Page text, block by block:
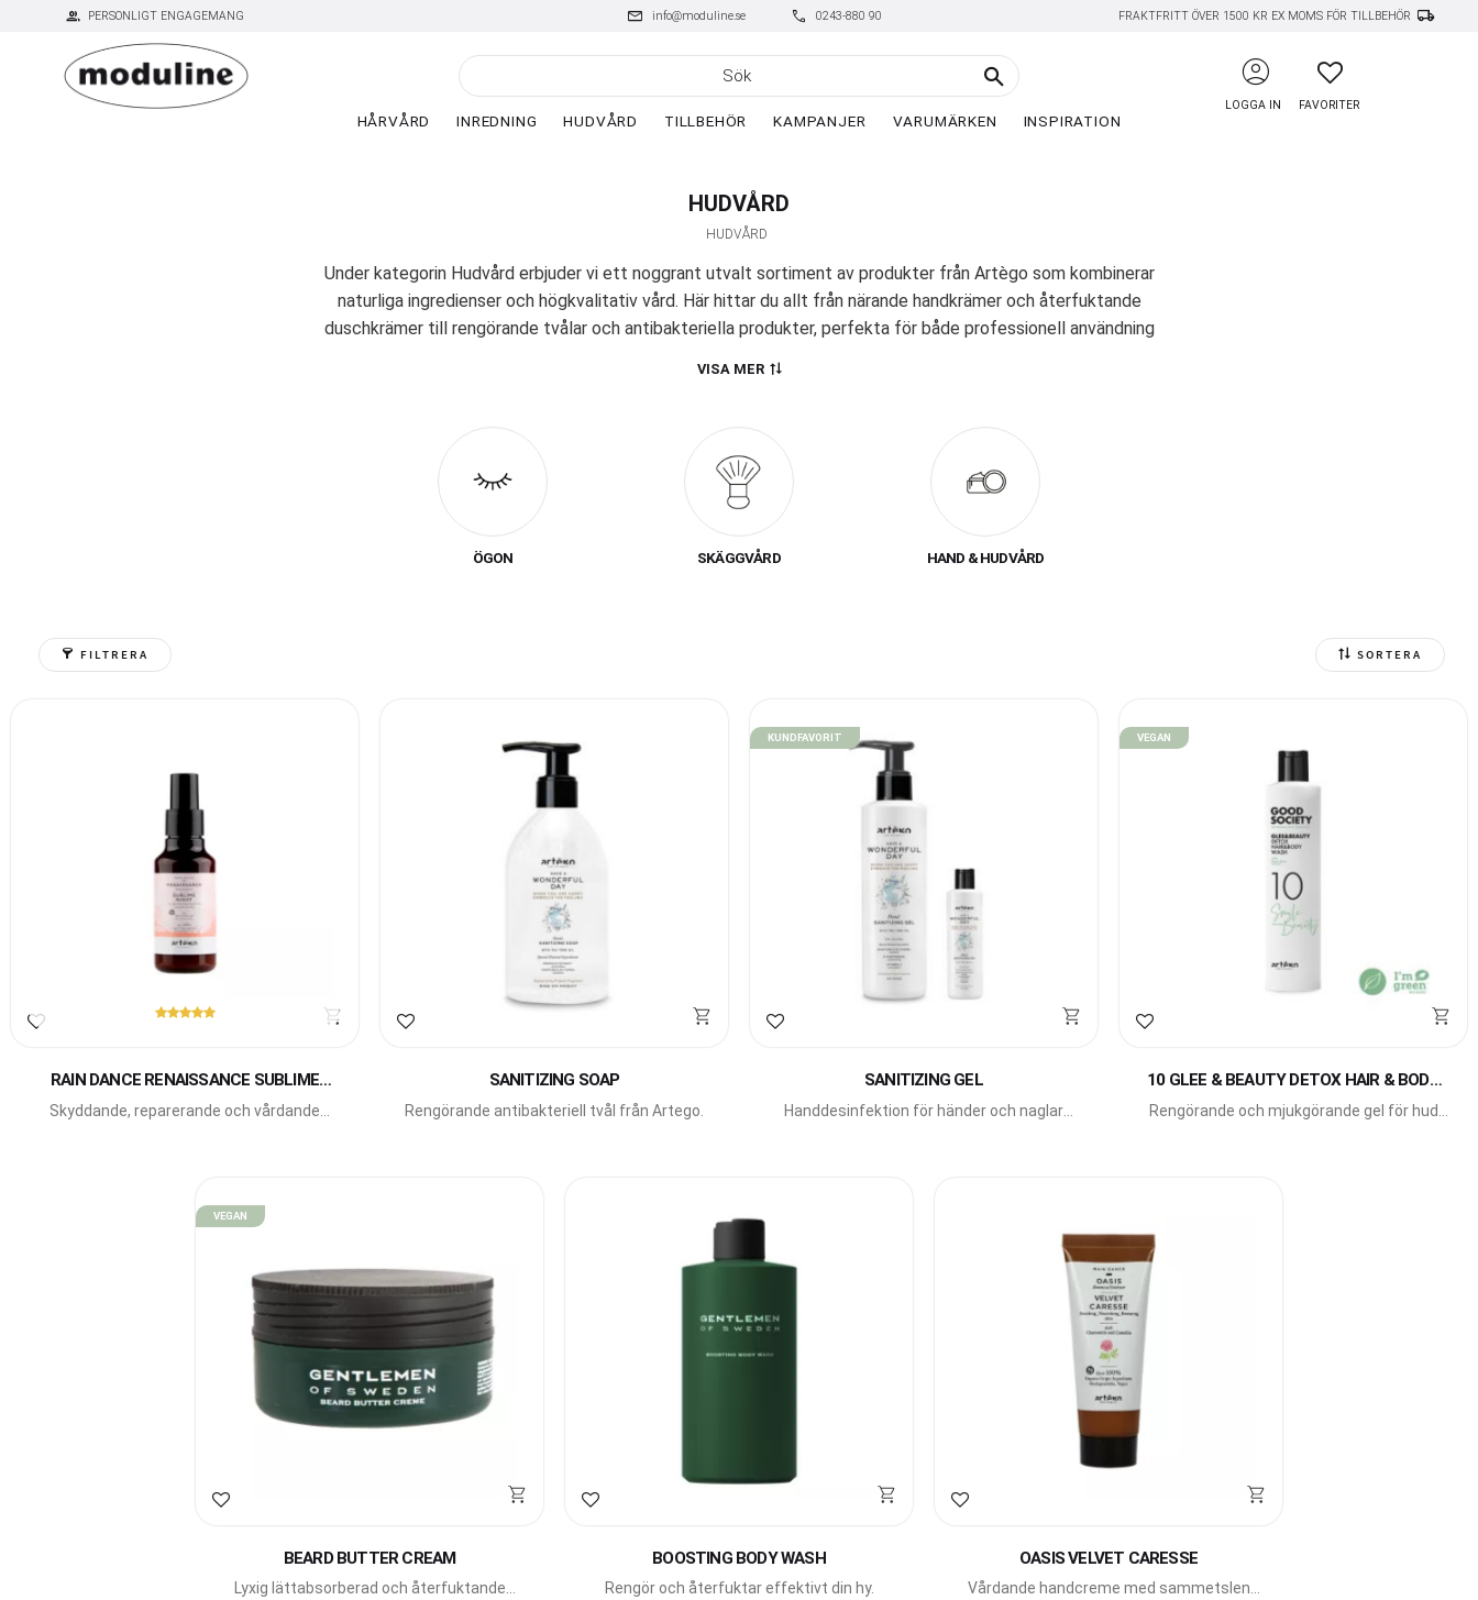
group PERSONLIGT ENGAGEMANG mail info@moduline.se phone 0243-880 90 FRAKTFRITT ÖVER 1500 KR EX MOMS FÖR TILLBEHÖR local_shipping
account_circle
LOGGA IN
FAVORITER
FAVORITER
HÅRVÅRD INREDNING HUDVÅRD TILLBEHÖR KAMPANJER VARUMÄRKEN INSPIRATION
HUDVÅRD
HUDVÅRD
Under kategorin Hudvård erbjuder vi ett noggrant utvalt sortiment av produkter från Artègo som kombinerar
naturliga ingredienser och högkvalitativ vård. Här hittar du allt från närande handkrämer och återfuktande
duschkrämer till rengörande tvålar och antibakteriella produkter, perfekta för både professionell användning
är en lyxig handkräm som förvandlas till en mjukgörande olja vid kontakt med huden. Den
återfuktar och ger händerna en mjuk, anti-age-effekt – perfekt att ha med i handväskan för snabb återfuktning
under dagen. Dessutom erbjuder
Artègo Sanitizing Soapoch Sanitizing Gel
, två kundfavoriter på salonger. Den
antibakteriella tvålen och handgelen är berikade med fräsch apelsindoft, vilket gör dem både effektiva
och väldoftande.
VISA MER
ÖGON SKÄGGVÅRD HAND & HUDVÅRD
FILTRERA SORTERA
Lägg till i favoriter
RAIN DANCE RENAISSANCE SUBLIME
Skyddande, reparerande och vårdande
Lägg till i favoriter
SANITIZING SOAP
Rengörande antibakteriell tvål från Artego.
Lägg till i favoriter
SANITIZING GEL
Handdesinfektion för händer och naglar
KUNDFAVORIT
Lägg till i favoriter
10 GLEE & BEAUTY DETOX HAIR & BODY
WASH
Rengörande och mjukgörande gel för hud
VEGAN
Lägg till i favoriter
BEARD BUTTER CREAM
Lyxig lättabsorberad och återfuktande
VEGAN
Lägg till i favoriter
BOOSTING BODY WASH
Rengör och återfuktar effektivt din hy.
Lägg till i favoriter
OASIS VELVET CARESSE
Vårdande handcreme med sammetslen